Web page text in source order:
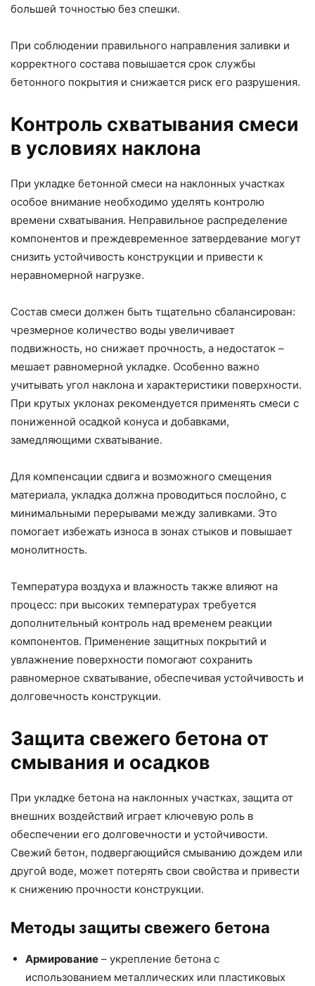
большей точностью без спешки.
При соблюдении правильного направления заливки и
корректного состава повышается срок службы
бетонного покрытия и снижается риск его разрушения.
Контроль схватывания смеси
в условиях наклона
При укладке бетонной смеси на наклонных участках
особое внимание необходимо уделять контролю
времени схватывания. Неправильное распределение
компонентов и преждевременное затвердевание могут
снизить устойчивость конструкции и привести к
неравномерной нагрузке.
Состав смеси должен быть тщательно сбалансирован:
чрезмерное количество воды увеличивает
подвижность, но снижает прочность, а недостаток –
мешает равномерной укладке. Особенно важно
учитывать угол наклона и характеристики поверхности.
При крутых уклонах рекомендуется применять смеси с
пониженной осадкой конуса и добавками,
замедляющими схватывание.
Для компенсации сдвига и возможного смещения
материала, укладка должна проводиться послойно, с
минимальными перерывами между заливками. Это
помогает избежать износа в зонах стыков и повышает
монолитность.
Температура воздуха и влажность также влияют на
процесс: при высоких температурах требуется
дополнительный контроль над временем реакции
компонентов. Применение защитных покрытий и
увлажнение поверхности помогают сохранить
равномерное схватывание, обеспечивая устойчивость и
долговечность конструкции.
Защита свежего бетона от
смывания и осадков
При укладке бетона на наклонных участках, защита от
внешних воздействий играет ключевую роль в
обеспечении его долговечности и устойчивости.
Свежий бетон, подвергающийся смыванию дождем или
другой воде, может потерять свои свойства и привести
к снижению прочности конструкции.
Методы защиты свежего бетона
Армирование – укрепление бетона с
использованием металлических или пластиковых